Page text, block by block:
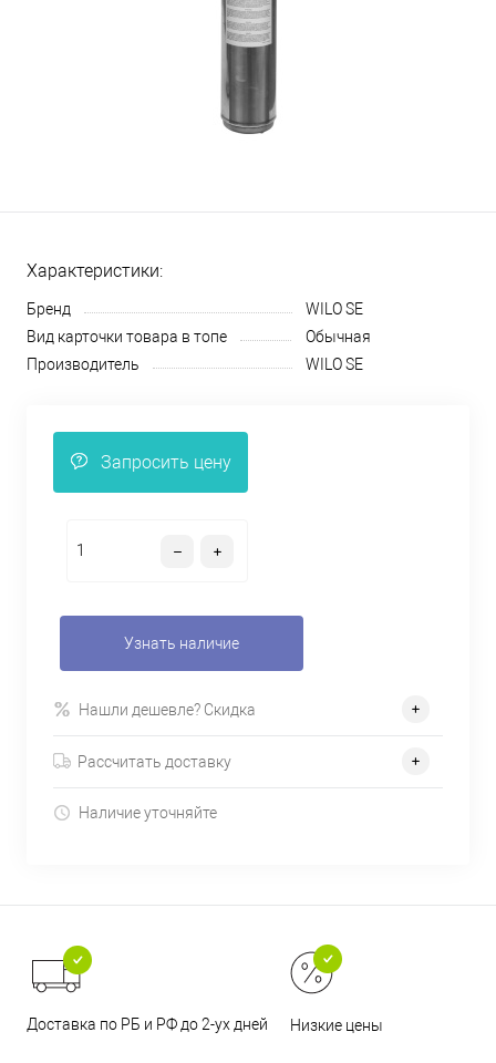
Характеристики:
Бренд
WILO SE
Вид карточки товара в топе
Обычная
Производитель
WILO SE
Запросить цену
Узнать наличие
Нашли дешевле? Скидка
Рассчитать доставку
Наличие уточняйте
Доставка по РБ и РФ до 2-ух дней Низкие цены